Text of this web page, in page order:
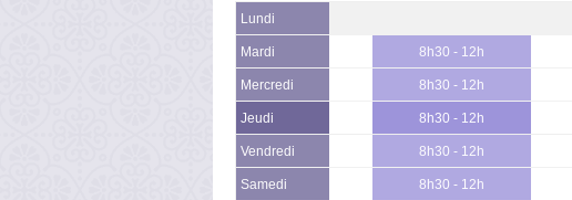
Lundi
Mardi 8h30 - 12h
Mercredi 8h30 - 12h
Jeudi 8h30 - 12h
Vendredi 8h30 - 12h
Samedi 8h30 - 12h